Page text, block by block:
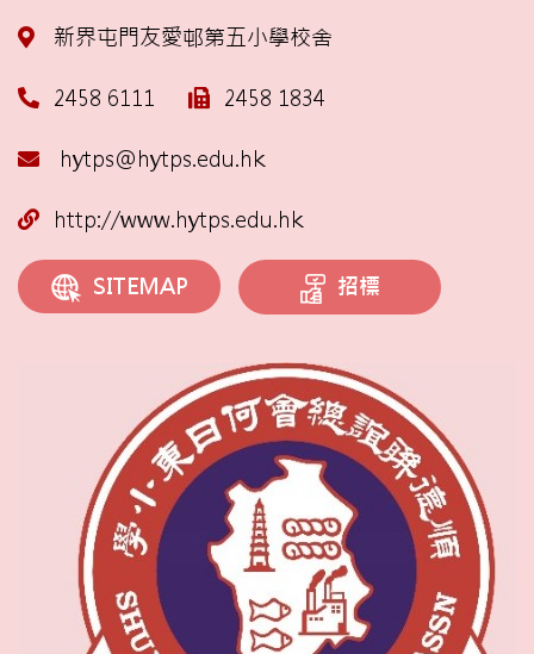
新界屯門友愛邨第五小學校舍
2458 6111 2458 1834
hytps@hytps.edu.hk
http://www.hytps.edu.hk
SITEMAP 招標